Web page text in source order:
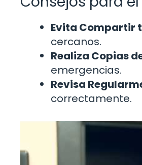
Evita Compartir
cercanos.
Realiza Copias
emergencias.
Revisa
correctamente.